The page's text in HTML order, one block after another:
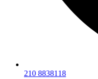
210 8838118